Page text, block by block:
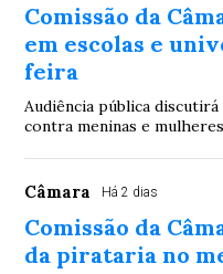
Comissão da
em escolas e
feira
Audiência pública
contra meninas e
Câmara Há 2 dias
Comissão da
da pirataria no